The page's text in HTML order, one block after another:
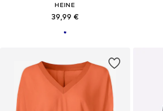
HEINE
39,99 €